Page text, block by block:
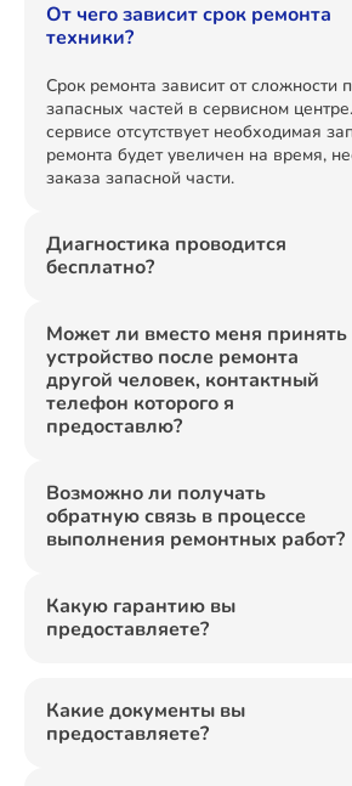
От чего зависит срок ремонта
техники?
Срок ремонта зависит от сложности
запасных частей в сервисном
сервисе отсутствует необходимая
ремонта будет увеличен на время,
заказа запасной части.
Диагностика проводится
бесплатно?
Может ли вместо меня принять
устройство после ремонта
другой человек, контактный
телефон которого я
предоставлю?
Возможно ли получать
обратную связь в процессе
выполнения ремонтных работ?
Какую гарантию вы
предоставляете?
Какие документы вы
предоставляете?